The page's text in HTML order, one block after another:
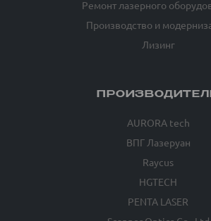
Ремонт лазерного
Производство и
Лизинг
AURORA tech
ВПГ Лазеруан
Raycus
HGTECH
PENTA LASER